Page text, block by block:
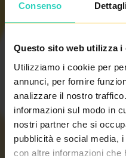
Consenso
Questo sito web utilizza i
Utilizziamo i cookie per
annunci, per fornire
analizzare il nostro
informazioni sul modo in
nostri partner che si
pubblicità e social media,
con altre informazioni che
Sono un supporto
nella loro situazione di
Per me, la più grande
raggiungimento di un
che anch'io posso